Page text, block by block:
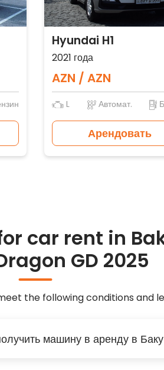
Hyundai H1
2021 года
AZN / AZN
L Автомат.
Арендовать
car rent in
GD 2025
the following conditions and
машину в аренду в